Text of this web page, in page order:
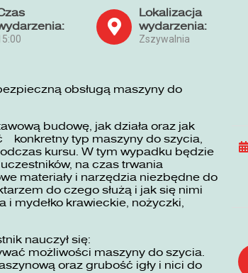
Lokalizacja
wydarzenia:
Zszywalnia
obsługą maszyny do
budowę, jak działa oraz jak
konkretny typ maszyny do szycia,
kursu. W tym wypadku będzie
na czas trwania
materiały i narzędzia niezbędne do
do czego służą i jak się nimi
i mydełko krawieckie, nożyczki,
nauczył się:
możliwości maszyny do szycia.
oraz grubość igły i nici do